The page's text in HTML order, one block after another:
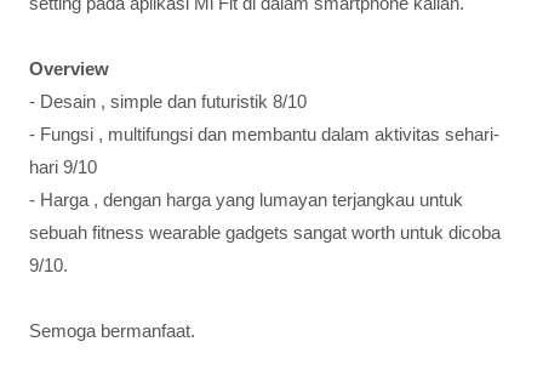
Overview
- Desain , simple dan futuristik 8/10
- Fungsi , multifungsi dan membantu dalam aktivitas sehari-
hari 9/10
- Harga , dengan harga yang lumayan terjangkau untuk
sebuah fitness wearable gadgets sangat worth untuk dicoba
9/10.
Semoga bermanfaat.